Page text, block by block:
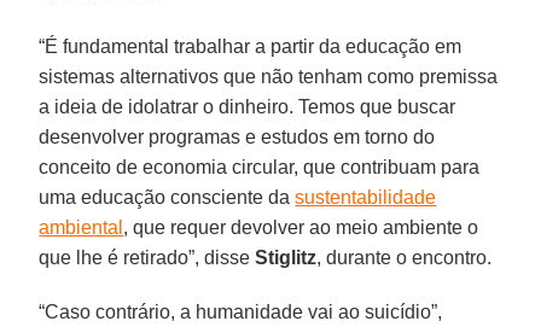
“É fundamental trabalhar a partir da educação em
sistemas alternativos que não tenham como premissa
a ideia de idolatrar o dinheiro. Temos que buscar
desenvolver programas e estudos em torno do
conceito de economia circular, que contribuam para
uma educação consciente dasustentabilidade
ambiental , que requer devolver ao meio ambiente o
que lhe é retirado”, disseStiglitz, durante o encontro.
“Caso contrário, a humanidade vai ao suicídio”,